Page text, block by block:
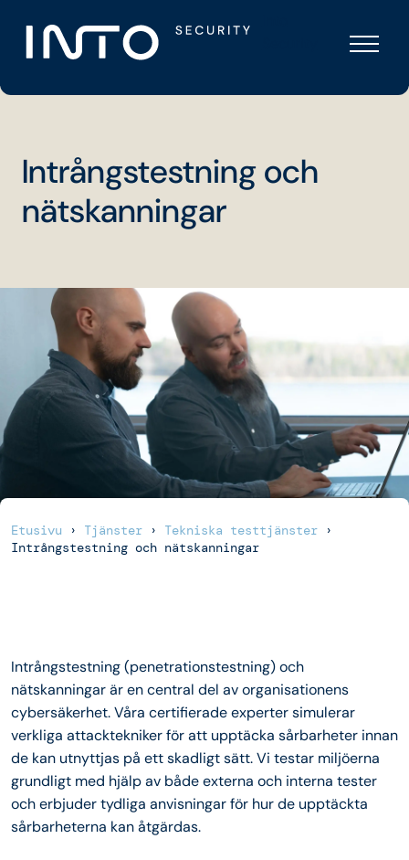
content
Intrångstestning och
nät­skanningar
Etusivu › Tjänster › Tekniska testtjänster ›
Intrångstestning och nätskanningar
Intrångstestning (penetrationstestning) och
nätskanningar är en central del av organisationens
cybersäkerhet. Våra certifierade experter simulerar
verkliga attacktekniker för att upptäcka sårbarheter innan
de kan utnyttjas på ett skadligt sätt. Vi testar miljöerna
grundligt med hjälp av både externa och interna tester
och erbjuder tydliga anvisningar för hur de upptäckta
sårbarheterna kan åtgärdas.